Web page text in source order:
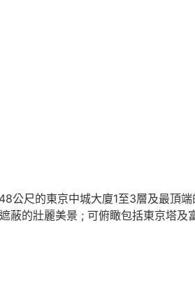
公尺的東京中城大廈1至3層及最頂
蔽的壯麗美景 ; 可俯瞰包括東京塔及